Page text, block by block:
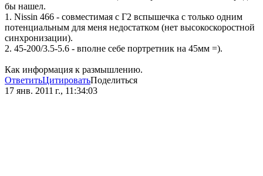
бы нашел.
1. Nissin 466 - совместимая с Г2 вспышечка с только одним
потенциальным для меня недостатком (нет высокоскоростной
синхронизации).
2. 45-200/3.5-5.6 - вполне себе портретник на 45мм =).
Как информация к размышлению.
ОтветитьЦитироватьПоделиться
17 янв. 2011 г., 11:34:03